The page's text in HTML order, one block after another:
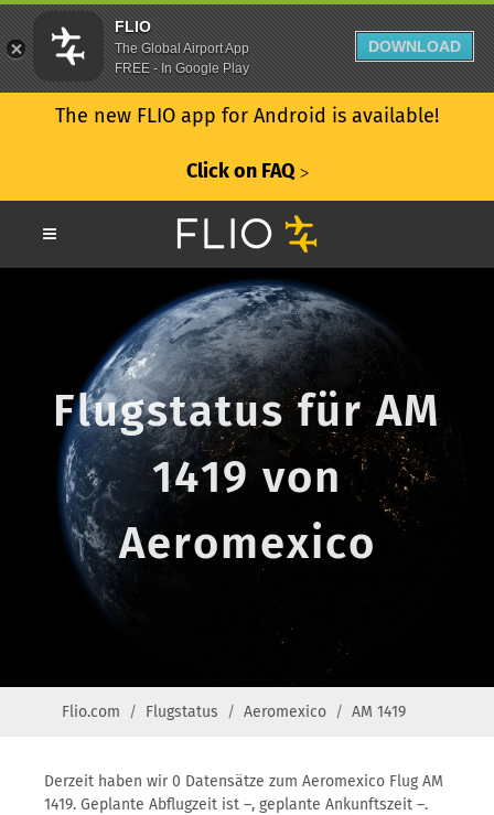
The new FLIO app for Android is available!
Click on FAQ ᐳ
Flugstatus für AM
1419 von
Aeromexico
Flio.com Flugstatus Aeromexico AM 1419
Derzeit haben wir 0 Datensätze zum Aeromexico Flug AM
1419. Geplante Abflugzeit ist –, geplante Ankunftszeit –.
FLIO
The Global Airport App
FREE - In Google Play
DOWNLOAD